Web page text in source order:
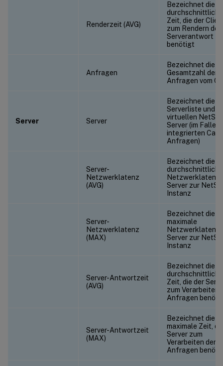
Renderzeit (AVG)
Bezeichnet die
durchschnittliche
Zeit, die der
zum Rendern der
Serverantwort
benötigt
Anfragen
Bezeichnet die
Gesamtzahl der
Anfragen vom
Server Server
Bezeichnet die
Serverliste und
virtuellen
Server (im Falle
integrierten
Anfragen)
Server-
Netzwerklatenz
(AVG)
Bezeichnet die
durchschnittliche
Netzwerklatenz
Server zur
Instanz
Server-
Netzwerklatenz
(MAX)
Bezeichnet die
maximale
Netzwerklatenz
Server zur
Instanz
Server-Antwortzeit
(AVG)
Bezeichnet die
durchschnittliche
Zeit, die der
zum Verarbeiten
Anfragen
Server-Antwortzeit
(MAX)
Bezeichnet die
maximale Zeit,
Server zum
Verarbeiten der
Anfragen